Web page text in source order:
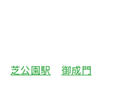
芝公園駅
御成門